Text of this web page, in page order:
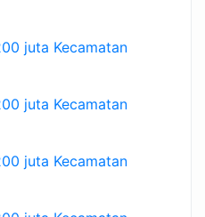
juta Kecamatan
juta Kecamatan
juta Kecamatan